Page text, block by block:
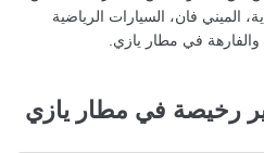
الميني فان، السيارات الرياضية
في مطار يازي.
رخيصة في مطار يازي